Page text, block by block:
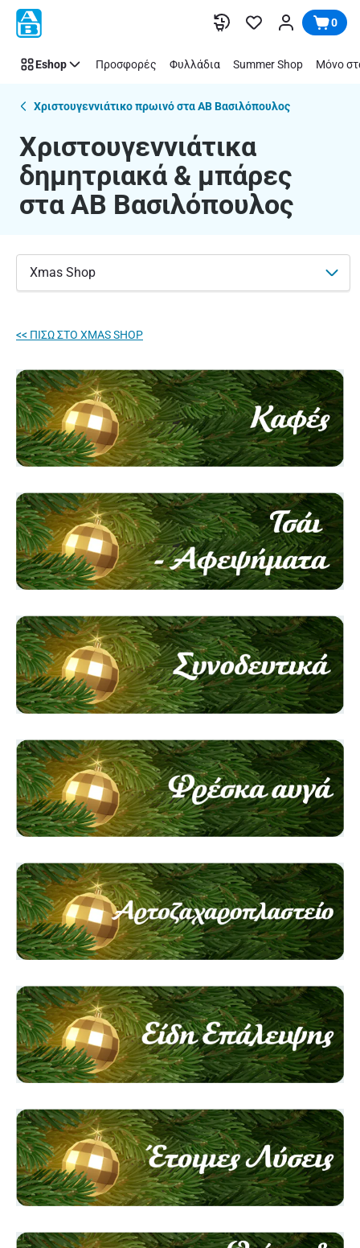
Παράλειψη
Χριστουγεννιάτικα
δημητριακά
μπάρες
0
Eshop Προσφορές Φυλλάδια Summer Shop Μόνο
Χριστουγεννιάτικο πρωινό στα ΑΒ Βασιλόπουλος
Χριστουγεννιάτικα
δημητριακά & μπάρες
στα ΑΒ Βασιλόπουλος
Xmas Shop
<< ΠΙΣΩ ΣΤO XMAS SHOP